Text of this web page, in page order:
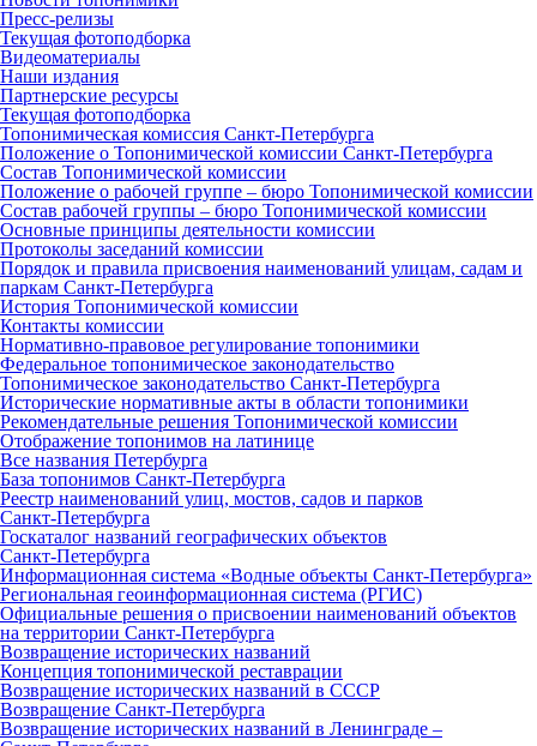
Пресс‑релизы
Текущая фотоподборка
Видеоматериалы
Наши издания
Партнерские ресурсы
Текущая фотоподборка
Топонимическая комиссия Санкт‑Петербурга
Положение о Топонимической комиссии Санкт‑Петербурга
Состав Топонимической комиссии
Положение о рабочей группе – бюро Топонимической комиссии
Состав рабочей группы – бюро Топонимической комиссии
Основные принципы деятельности комиссии
Протоколы заседаний комиссии
Порядок и правила присвоения наименований улицам, садам и
паркам Санкт‑Петербурга
История Топонимической комиссии
Контакты комиссии
Нормативно‑правовое регулирование топонимики
Федеральное топонимическое законодательство
Топонимическое законодательство Санкт‑Петербурга
Исторические нормативные акты в области топонимики
Рекомендательные решения Топонимической комиссии
Отображение топонимов на латинице
Все названия Петербурга
База топонимов Санкт‑Петербурга
Реестр наименований улиц, мостов, садов и парков
Санкт‑Петербурга
Госкаталог названий географических объектов
Санкт‑Петербурга
Информационная система «Водные объекты Санкт‑Петербурга»
Региональная геоинформационная система (РГИС)
Официальные решения о присвоении наименований объектов
на территории Санкт‑Петербурга
Возвращение исторических названий
Концепция топонимической реставрации
Возвращение исторических названий в СССР
Возвращение Санкт‑Петербурга
Возвращение исторических названий в Ленинграде –